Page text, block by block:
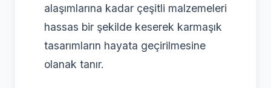
alaşımlarına kadar çeşitli malzemeleri
hassas bir şekilde keserek karmaşık
tasarımların hayata geçirilmesine
olanak tanır.